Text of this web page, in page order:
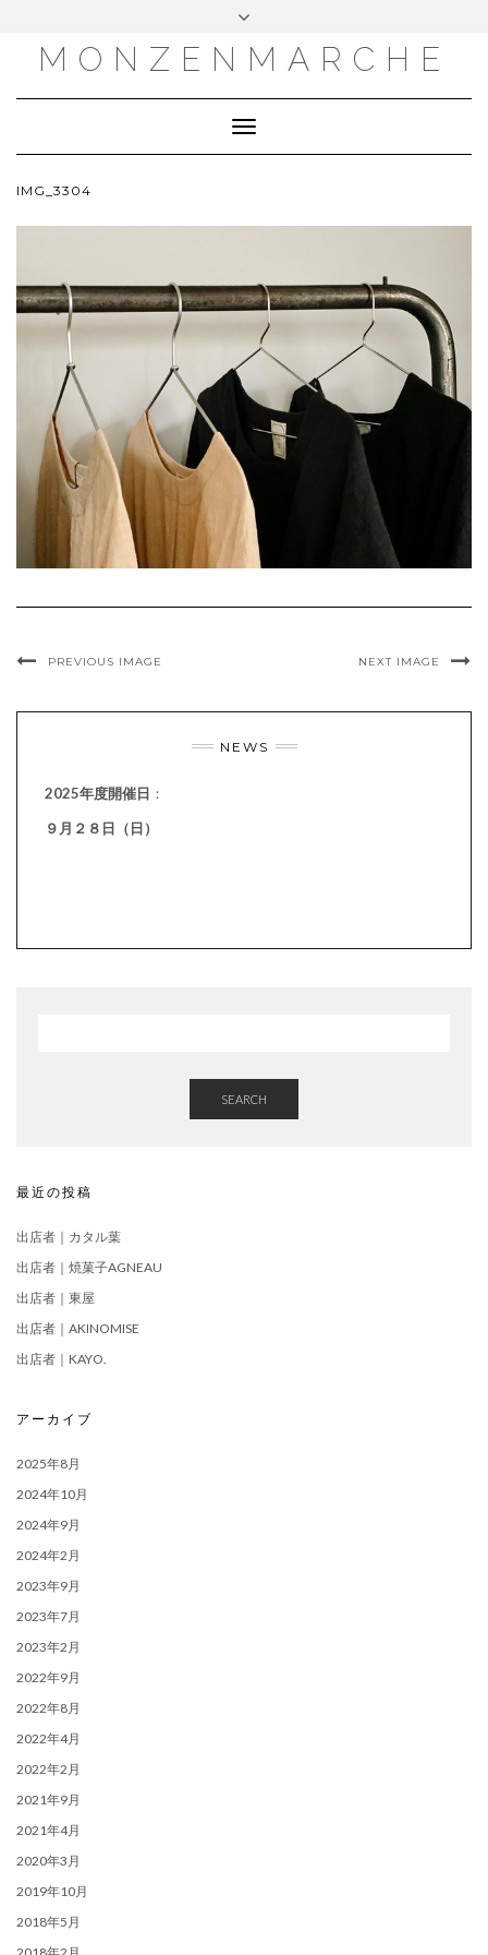
MONZENMARCHE
Toggle
Navigation
IMG_3304
PREVIOUS IMAGE NEXT IMAGE
NEWS
2025年度開催日 ：
９月２８日（日）
SEARCH
最近の投稿
出店者｜カタル葉
出店者｜焼菓子AGNEAU
出店者｜東屋
出店者｜AKINOMISE
出店者｜KAYO.
アーカイブ
2025年8月
2024年10月
2024年9月
2024年2月
2023年9月
2023年7月
2023年2月
2022年9月
2022年8月
2022年4月
2022年2月
2021年9月
2021年4月
2020年3月
2019年10月
2018年5月
2018年2月